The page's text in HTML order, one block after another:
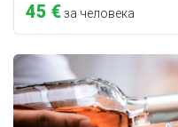
45 €за человека